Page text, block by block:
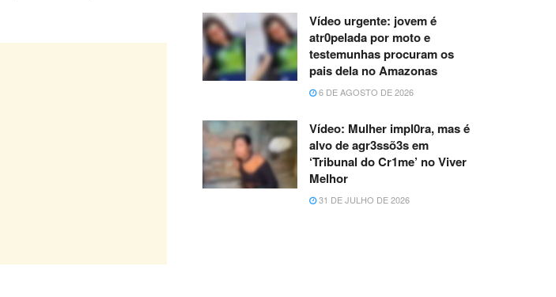
Vídeo urgente: jovem é
atr0pelada por moto e
testemunhas procuram os
pais dela no Amazonas
6 DE AGOSTO DE 2026
Vídeo: Mulher impl0ra, mas é
alvo de agr3ssõ3s em
‘Tribunal do Cr1me’ no Viver
Melhor
31 DE JULHO DE 2026